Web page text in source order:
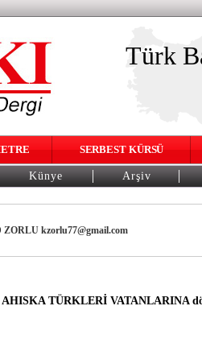
Türk
SERBEST KÜRSÜ
Künye Arşiv
ZORLU kzorlu77@gmail.com
AHISKA TÜRKLERİ VATANLARINA